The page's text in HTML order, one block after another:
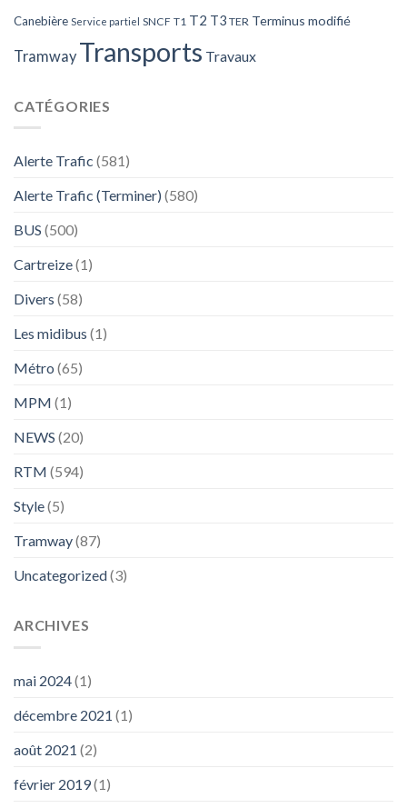
Canebière Service partiel SNCF T1 T2 T3 TER Terminus modifié
Tramway Transports Travaux
CATÉGORIES
Alerte Trafic (581)
Alerte Trafic (Terminer) (580)
BUS (500)
Cartreize(1)
Divers (58)
Les midibus (1)
Métro (65)
MPM (1)
NEWS (20)
RTM (594)
Style(5)
Tramway(87)
Uncategorized(3)
ARCHIVES
mai 2024(1)
décembre 2021 (1)
août 2021 (2)
février 2019(1)